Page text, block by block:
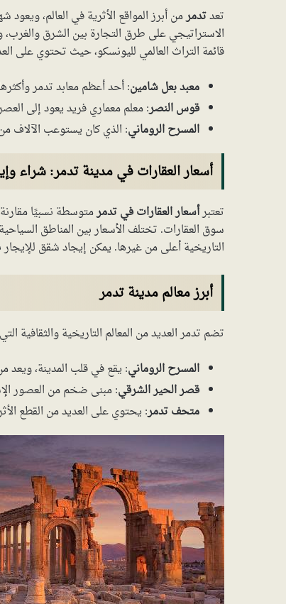
تعدتدمرمن أبرز المواقع الأثرية في العالم،
الاستراتيجي على طرق التجارة بين الشرق والغرب،
قائمة التراث العالمي لليونسكو، حيث تحتوي على
معبد بعل شامين: أحد أعظم معابد تدمر
قوس النصر: معلم معماري فريد يعود إلى
المسرح الروماني: الذي كان يستوعب الآلاف
أسعار العقارات في مدينة تدمر: شراء
تعتبرأسعار العقارات في تدمرمتوسطة نسبيًا
سوق العقارات. تختلف الأسعار بين المناطق
التاريخية أعلى من غيرها. يمكن إيجاد شقق
أبرز معالم مدينة تدمر
تضم تدمر العديد من المعالم التاريخية والثقافية
المسرح الروماني: يقع في قلب المدينة، ويعد
قصر الحير الشرقي: مبنى ضخم من العصور
متحف تدمر: يحتوي على العديد من القطع